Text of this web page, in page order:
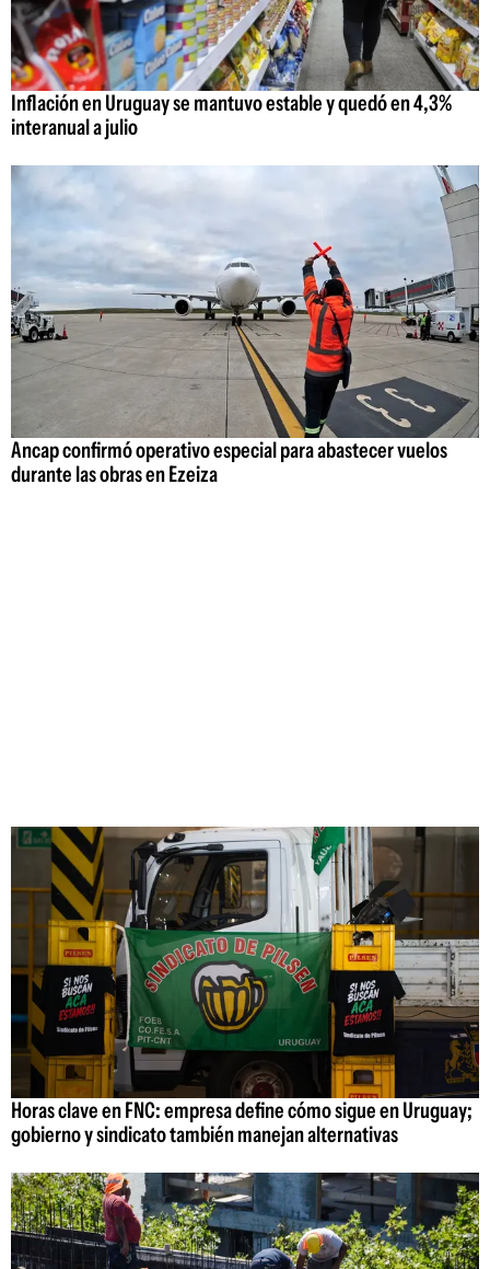
Inflación en Uruguay se mantuvo estable y quedó en 4,3%
interanual a julio
Ancap confirmó operativo especial para abastecer vuelos
durante las obras en Ezeiza
Horas clave en FNC: empresa define cómo sigue en Uruguay;
gobierno y sindicato también manejan alternativas